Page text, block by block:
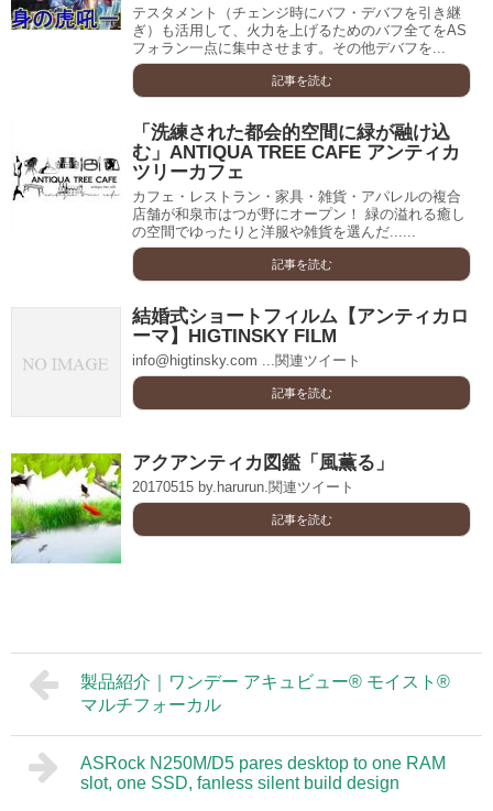
テスタメント（チェンジ時にバフ・デバフを引き継
ぎ）も活用して、火力を上げるためのバフ全てをAS
フォラン一点に集中させます。その他デバフを...
記事を読む
「洗練された都会的空間に緑が融け込
む」ANTIQUA TREE CAFE アンティカ
ツリーカフェ
カフェ・レストラン・家具・雑貨・アパレルの複合
店舗が和泉市はつが野にオープン！ 緑の溢れる癒し
の空間でゆったりと洋服や雑貨を選んだ......
記事を読む
結婚式ショートフィルム【アンティカロ
ーマ】HIGTINSKY FILM
info@higtinsky.com ...関連ツイート
記事を読む
アクアンティカ図鑑「風薫る」
20170515 by.harurun.関連ツイート
記事を読む
製品紹介｜ワンデー アキュビュー® モイスト®
マルチフォーカル
ASRock N250M/D5 pares desktop to one RAM
slot, one SSD, fanless silent build design